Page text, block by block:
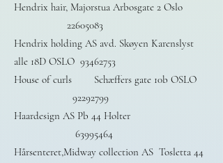
Hendrix hair, Majorstua Arbosgate 2 Oslo
22605083
Hendrix holding AS avd. Skøyen Karenslyst
alle 18D OSLO 93462753
House of curls Schæffers gate 10b OSLO
92292799
Haardesign AS Pb 44 Holter
63995464
Hårsenteret,Midway collection AS Tosletta 44